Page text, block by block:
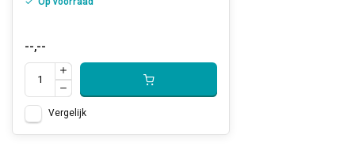
--,--
Vergelijk